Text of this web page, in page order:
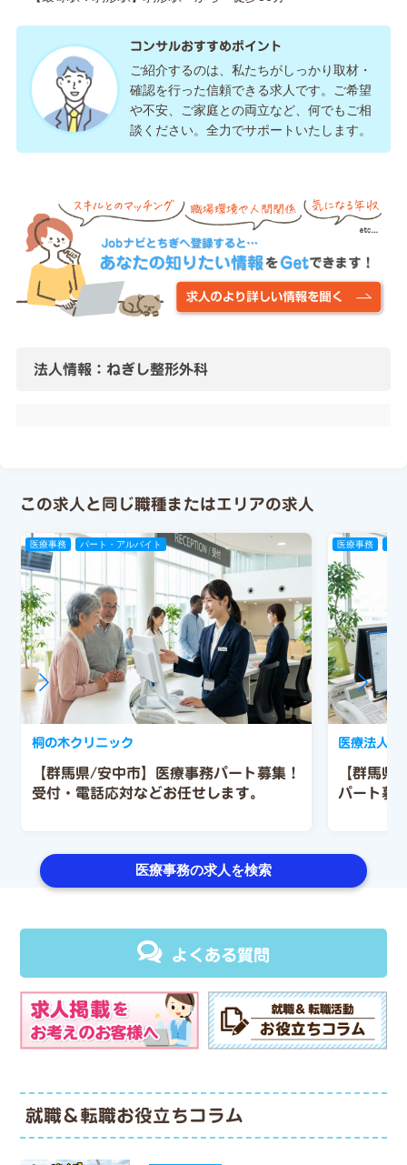
コンサルおすすめポイント
ご紹介するのは、私たちがしっかり取材・
確認を行った信頼できる求人です。ご希望
や不安、ご家庭との両立など、何でもご相
談ください。全力でサポートいたします。
法人情報：ねぎし整形外科
この求人と同じ職種またはエリアの求人
医療事務 パート・アルバイト
【群馬県/安中市】医療事務パート募集！
受付・電話応対などお任せします。
桐の木クリニック
医療事務
【群馬県
パート募
医療法人
医療事務の求人を検索
よくある質問
就職＆転職お役立ちコラム